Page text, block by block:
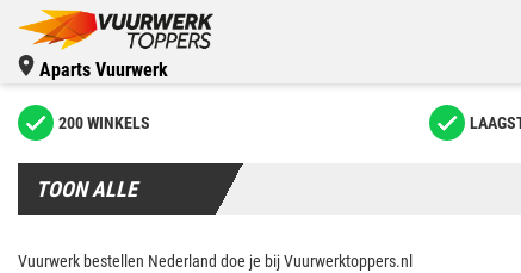
Aparts Vuurwerk
200 WINKELS
TOON ALLE
Vuurwerk bestellen Nederland doe je bij Vuurwerktoppers.nl